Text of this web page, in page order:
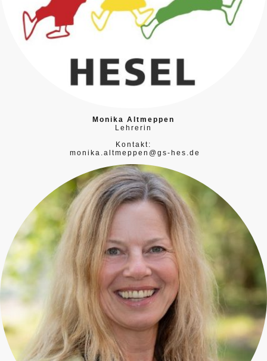
Monika Altmeppen
Lehrerin
Kontakt:
monika.altmeppen@gs-hes.de